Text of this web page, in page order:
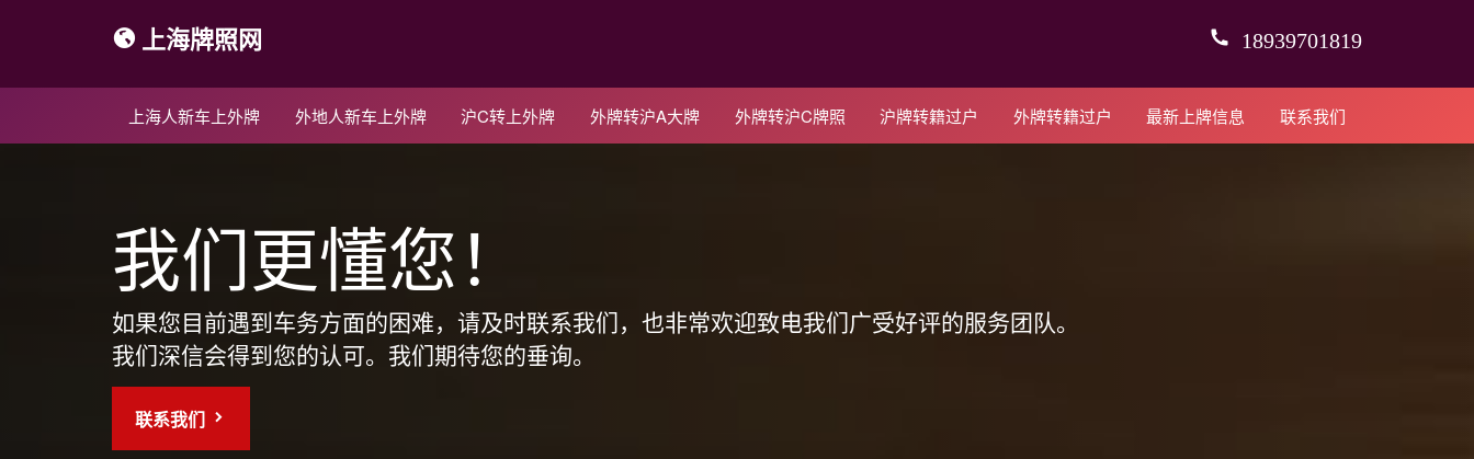
上海牌照网 18939701819
上海人新车上外牌 外地人新车上外牌 沪C转上外牌 外牌转沪A大牌 外牌转沪C牌照 沪牌转籍过户 外牌转籍过户 最新上牌信息 联系我们
我们更懂您！
如果您目前遇到车务方面的困难，请及时联系我们，也非常欢迎致电我们广受好评的服务团队。
我们深信会得到您的认可。我们期待您的垂询。
联系我们